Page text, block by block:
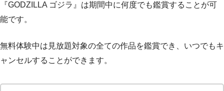
『GODZILLA ゴジラ』は期間中に何度でも鑑賞することが可
能です。
無料体験中は見放題対象の全ての作品を鑑賞でき、いつでもキ
ャンセルすることができます。